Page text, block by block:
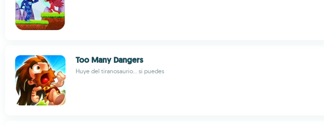
Too Many Dangers
Huye del tiranosaurio... si puedes